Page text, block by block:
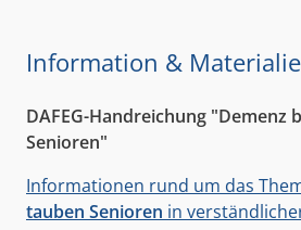
Information &
DAFEG-Handreichung "Demenz
Senioren"
Informationen rund um das
tauben Senioren in